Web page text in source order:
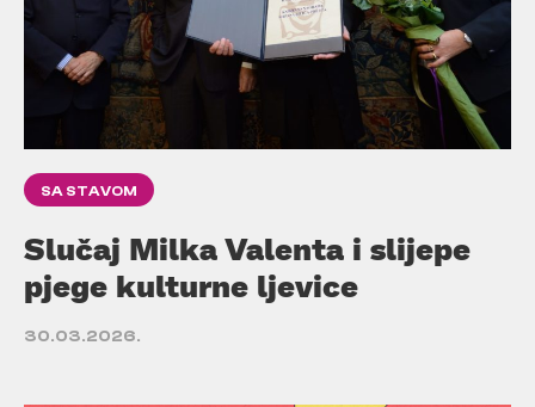
SA STAVOM
Slučaj Milka Valenta i slijepe
pjege kulturne ljevice
30.03.2026.